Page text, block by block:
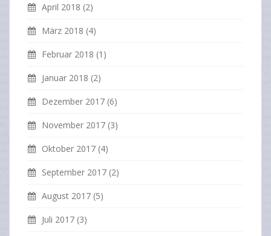
April 2018 (2)
März 2018 (4)
Februar 2018 (1)
Januar 2018 (2)
Dezember 2017 (6)
November 2017 (3)
Oktober 2017 (4)
September 2017 (2)
August 2017 (5)
Juli 2017 (3)